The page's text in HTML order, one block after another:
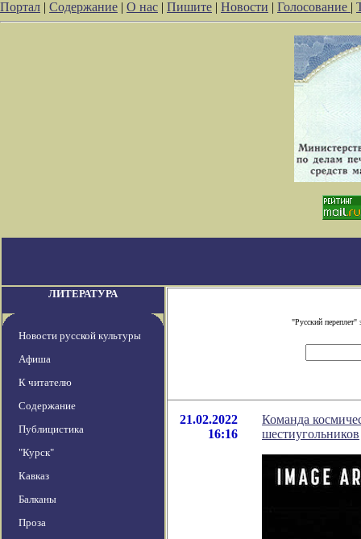
Портал | Содержание | О нас | Пишите | Новости | Голосование |
ЛИТЕРАТУРА
Новости русской культуры
Афиша
К читателю
Содержание
Публицистика
"Курск"
Кавказ
Балканы
Проза
"Русский
21.02.2022
16:16
Команда
шестиугольников